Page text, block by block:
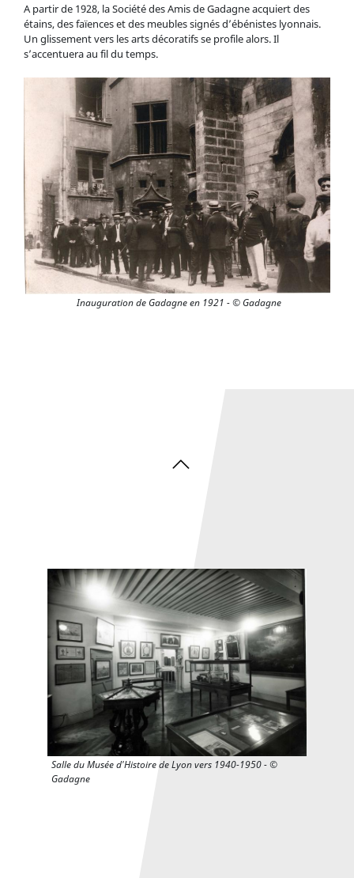
A partir de 1928, la Société des Amis de Gadagne acquiert des
étains, des faïences et des meubles signés d’ébénistes lyonnais.
Un glissement vers les arts décoratifs se profile alors. Il
s’accentuera au fil du temps.
Inauguration de Gadagne en 1921 - © Gadagne
Salle du Musée d'Histoire de Lyon au 20e siècle - © Gadagne
Salle du Musée d'Histoire de Lyon vers 1940-1950 - ©
Gadagne